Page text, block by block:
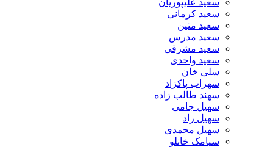
سعید علیپوریان
سعید کرمانی
سعید متین
سعید مدرس
سعید مشرقی
سعید واحدی
سلی خان
سهراب پاکزاد
سهند طالب زاده
سهیل جامی
سهیل راد
سهیل محمدی
سیامک خانلو